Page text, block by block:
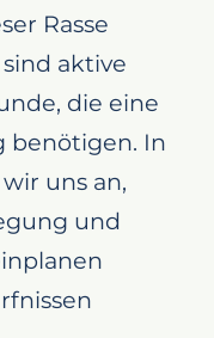
Rasse
aktive
die eine
benötigen. In
uns an,
und